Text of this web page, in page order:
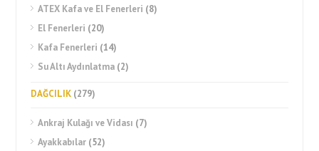
ATEX Kafa ve El Fenerleri (8)
El Fenerleri (20)
Kafa Fenerleri (14)
Su Altı Aydınlatma (2)
DAĞCILIK (279)
Ankraj Kulağı ve Vidası (7)
Ayakkabılar (52)